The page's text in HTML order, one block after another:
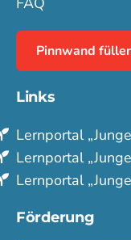
Pinnwand
Links
Lern­portal
Lern­portal
Lern­portal
Förderung